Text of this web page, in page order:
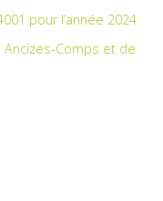
pour l’année 2024
Comps et de